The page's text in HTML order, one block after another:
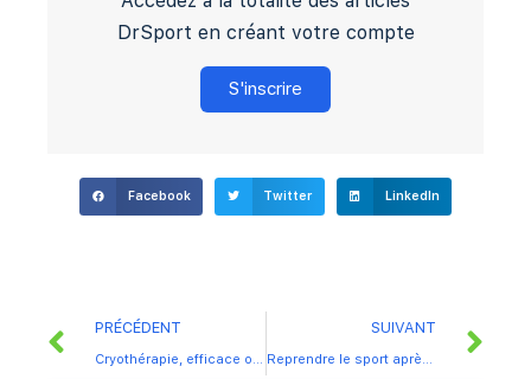
DrSport en créant votre compte
S'inscrire
Facebook Twitter LinkedIn
PRÉCÉDENT
Cryothérapie, efficace ou effet de mode ?
SUIVANT
Reprendre le sport après une chirurgie de la hernie discale